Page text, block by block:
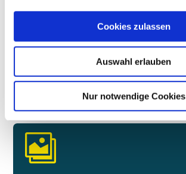
Cookies zulassen
Auswahl erlauben
Nur notwendige Cookies
1 2
